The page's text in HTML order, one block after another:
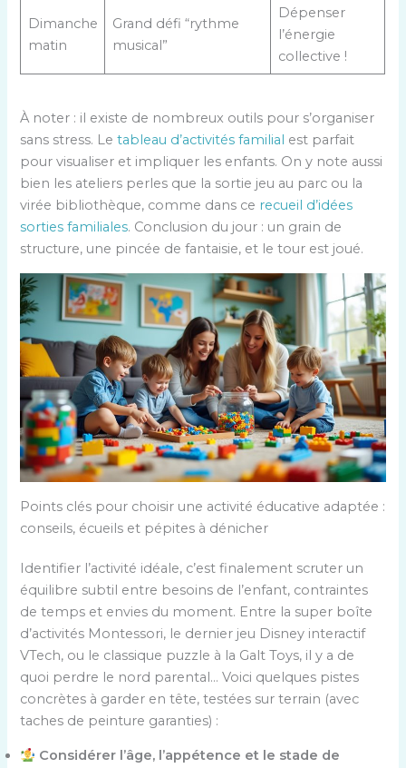
Dimanche
matin
Grand défi “rythme
musical”
Dépenser
l’énergie
collective !
À noter : il existe de nombreux outils pour s’organiser
sans stress. Letableau d’activités familial est parfait
pour visualiser et impliquer les enfants. On y note aussi
bien les ateliers perles que la sortie jeu au parc ou la
virée bibliothèque, comme dans ce recueil d’idées
sorties familiales. Conclusion du jour : un grain de
structure, une pincée de fantaisie, et le tour est joué.
Points clés pour choisir une activité éducative adaptée :
conseils, écueils et pépites à dénicher
Identifier l’activité idéale, c’est finalement scruter un
équilibre subtil entre besoins de l’enfant, contraintes
de temps et envies du moment. Entre la super boîte
d’activités Montessori, le dernier jeu Disney interactif
VTech, ou le classique puzzle à la Galt Toys, il y a de
quoi perdre le nord parental… Voici quelques pistes
concrètes à garder en tête, testées sur terrain (avec
taches de peinture garanties) :
Considérer l’âge, l’appétence et le stade de